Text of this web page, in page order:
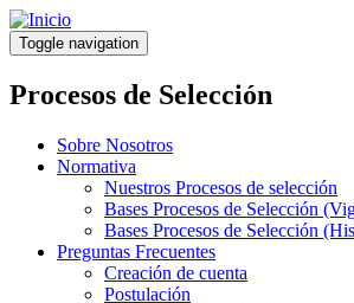
Pasar
al
contenido
principal
Toggle navigation
Procesos de Selección
Sobre Nosotros
Normativa
Nuestros Procesos de selección
Bases Procesos de Selección
Bases Procesos de Selección
Preguntas Frecuentes
Creación de cuenta
Postulación